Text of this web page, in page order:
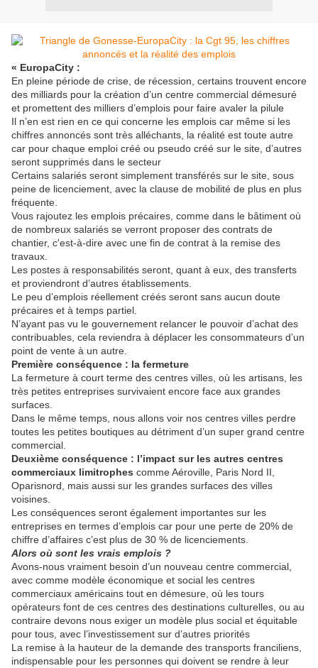
« EuropaCity :
En pleine période de crise, de récession, certains trouvent encore
des milliards pour la création d’un centre commercial démesuré
et promettent des milliers d’emplois pour faire avaler la pilule
Il n’en est rien en ce qui concerne les emplois car même si les
chiffres annoncés sont très alléchants, la réalité est toute autre
car pour chaque emploi créé ou pseudo créé sur le site, d’autres
seront supprimés dans le secteur
Certains salariés seront simplement transférés sur le site, sous
peine de licenciement, avec la clause de mobilité de plus en plus
fréquente.
Vous rajoutez les emplois précaires, comme dans le bâtiment où
de nombreux salariés se verront proposer des contrats de
chantier, c'est-à-dire avec une fin de contrat à la remise des
travaux.
Les postes à responsabilités seront, quant à eux, des transferts
et proviendront d’autres établissements.
Le peu d’emplois réellement créés seront sans aucun doute
précaires et à temps partiel.
N’ayant pas vu le gouvernement relancer le pouvoir d’achat des
contribuables, cela reviendra à déplacer les consommateurs d’un
point de vente à un autre.
Première conséquence : la fermeture
La fermeture à court terme des centres villes, où les artisans, les
très petites entreprises survivaient encore face aux grandes
surfaces.
Dans le même temps, nous allons voir nos centres villes perdre
toutes les petites boutiques au détriment d’un super grand centre
commercial.
Deuxième conséquence : l’impact sur les autres centres
commerciaux limitrophes comme Aéroville, Paris Nord II,
Oparisnord, mais aussi sur les grandes surfaces des villes
voisines.
Les conséquences seront également importantes sur les
entreprises en termes d’emplois car pour une perte de 20% de
chiffre d’affaires c’est plus de 30 % de licenciements.
Alors où sont les vrais emplois ?
Avons-nous vraiment besoin d’un nouveau centre commercial,
avec comme modèle économique et social les centres
commerciaux américains tout en démesure, où les tours
opérateurs font de ces centres des destinations culturelles, ou au
contraire devons nous exiger un modèle plus social et équitable
pour tous, avec l’investissement sur d’autres priorités
La remise à la hauteur de la demande des transports franciliens,
indispensable pour les personnes qui doivent se rendre à leur